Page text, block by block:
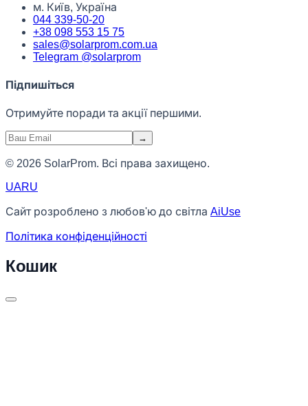
м. Київ, Україна
044 339-50-20
+38 098 553 15 75
sales@solarprom.com.ua
Telegram @solarprom
Підпишіться
Отримуйте поради та акції першими.
→
© 2026 SolarProm. Всі права захищено.
UARU
Сайт розроблено з любов'ю до світла AiUse
Політика конфіденційності
Кошик